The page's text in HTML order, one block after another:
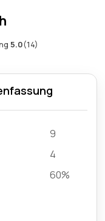
5.0(14)
9
4
60%